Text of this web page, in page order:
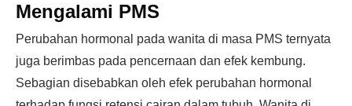
Mengalami PMS
Perubahan hormonal pada wanita di masa PMS ternyata
juga berimbas pada pencernaan dan efek kembung.
Sebagian disebabkan oleh efek perubahan hormonal